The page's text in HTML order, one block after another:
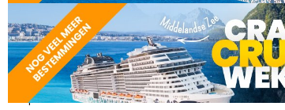
STEDENTRIPS SURPRISE HOTELS 3 T/M 8 DAGEN INCL.
MEGADEAL! ⚡️Surprise hotel in
Surprise Hotel - Fez